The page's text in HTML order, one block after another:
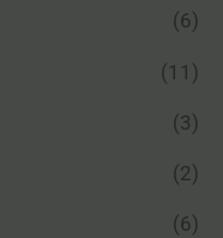
(6)
(11)
(3)
(2)
(6)